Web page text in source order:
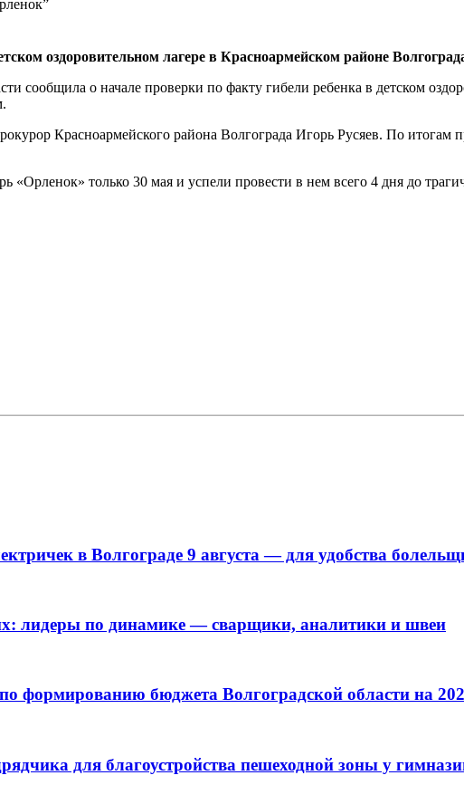
оздоровительном лагере в Красноармейском районе
сообщила о начале проверки по факту гибели ребенка в детском
Красноармейского района Волгограда Игорь Русяев. По
«Орленок» только 30 мая и успели провести в нем всего 4 дня до
в Волгограде 9 августа — для удобства
лидеры по динамике — сварщики, аналитики и швеи
формированию бюджета Волгоградской области на
для благоустройства пешеходной зоны у